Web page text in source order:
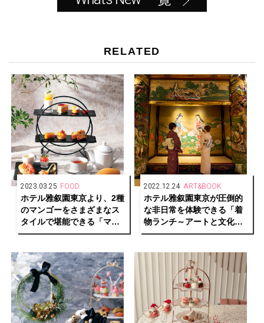
RELATED
2023.03.25 FOOD
ホテル雅叙園東京より、2種
のマンゴーをさまざまなス
タイルで堪能できる「マン
ゴーアフタヌーンティー」
2022.12.24 ART&BOOK
ホテル雅叙園東京が圧倒的
な非日常を体験できる「着
物ランチ～アートと文化財
見学～」開催